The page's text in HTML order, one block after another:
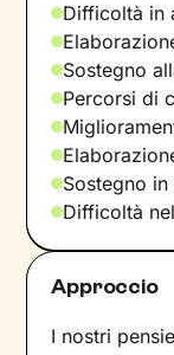
Difficoltà in
Sostegno
Percorsi di
Sostegno
Difficoltà
Approccio
I nostri